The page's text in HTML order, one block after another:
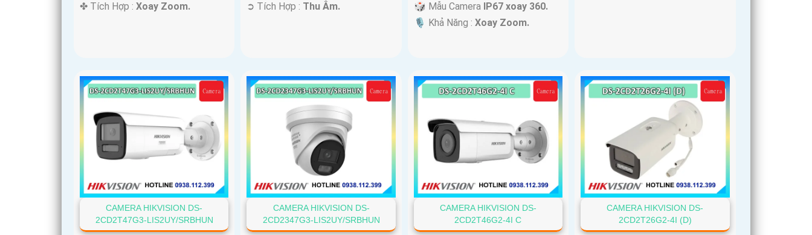
️✤ Tích Hợp : Xoay Zoom.
️➲ Tích Hợp : Thu Âm.
🎲 Mẫu Camera IP67 xoay 360.
️🎙 Khả Năng : Xoay Zoom.
CAMERA HIKVISION DS-
2CD2T47G3-LIS2UY/SRBHUN
CAMERA HIKVISION DS-
2CD2347G3-LIS2UY/SRBHUN
CAMERA HIKVISION DS-
2CD2T46G2-4I C
CAMERA HIKVISION DS-
2CD2T26G2-4I (D)